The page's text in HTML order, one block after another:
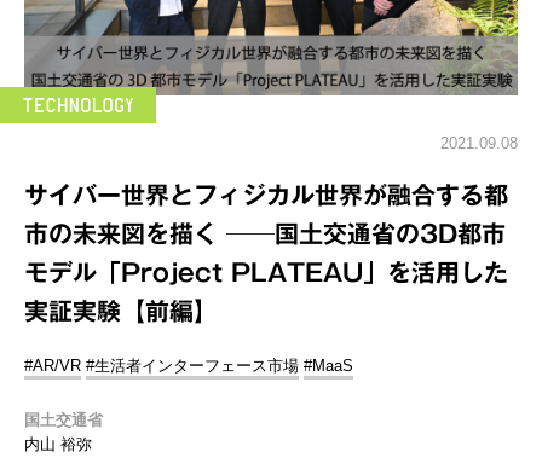
2021.09.08
サイバー世界とフィジカル世界が融合する都
市の未来図を描く ──国土交通省の3D都市
モデル「Project PLATEAU」を活用した
実証実験【前編】
#AR/VR #生活者インターフェース市場 #MaaS
国土交通省
内山 裕弥